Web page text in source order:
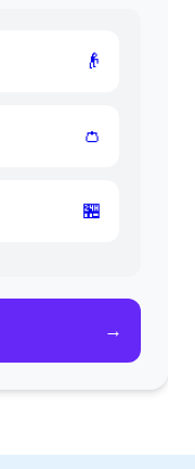
👴
👛
🏪
→